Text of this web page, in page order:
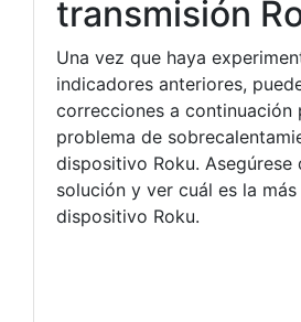
transmisión
Una vez que haya
indicadores anteriores,
correcciones a continuación
problema de
dispositivo Roku. Asegúrese
solución y ver cuál es la
dispositivo Roku.